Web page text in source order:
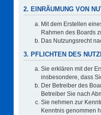
2. EINRÄUMUNG VON
Mit dem Erstellen
Rahmen des Boards
Das Nutzungsrecht
3. PFLICHTEN DES
Sie erklären mit der
insbesondere, dass
Der Betreiber des
Betreiber Sie nach
Sie nehmen zur
Kenntnis genommen